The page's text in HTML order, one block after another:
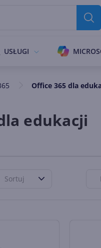
USŁUGI
Office 365 dla
edukacji
Sortuj